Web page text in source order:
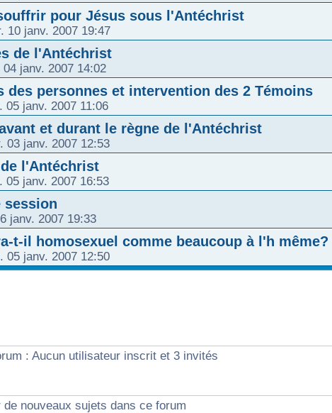
pour Jésus sous l'Antéchrist
10 janv. 2007 19:47
de l'Antéchrist
04 janv. 2007 14:02
des personnes et intervention des 2 Témoins
05 janv. 2007 11:06
et durant le règne de l'Antéchrist
03 janv. 2007 12:53
l'Antéchrist
05 janv. 2007 16:53
session
janv. 2007 19:33
t-il homosexuel comme beaucoup à l'h même?
05 janv. 2007 12:50
: Aucun utilisateur inscrit et 3 invités
de nouveaux sujets dans ce forum